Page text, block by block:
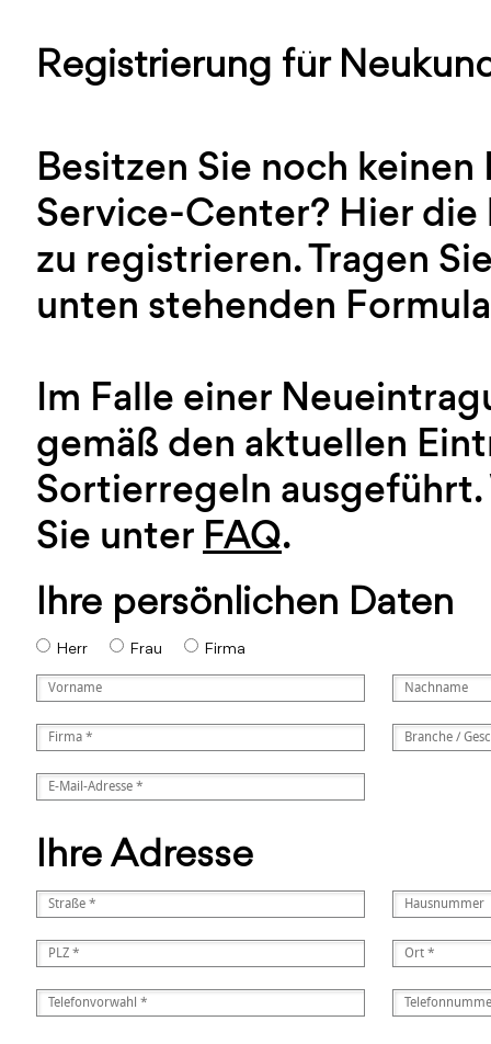
Registrierung für
Besitzen Sie noch
Service-Center? Hier
zu registrieren. Tragen
unten stehenden
Im Falle einer
gemäß den aktuellen
Sortierregeln
Sie unter FAQ.
Ihre persönlichen Daten
Herr Frau Firma
Ihre Adresse